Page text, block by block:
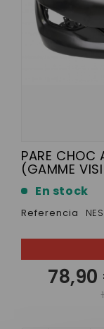
PARE CHOC
(GAMME
En stock
Referencia